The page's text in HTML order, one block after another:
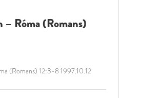
– Róma (Romans)
(Romans) 12:3-8 1997.10.12